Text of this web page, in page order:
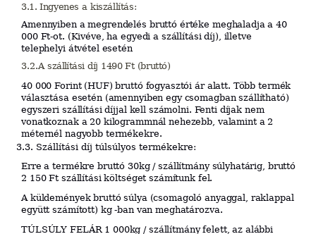
3.1. Ingyenes a kiszállítás:
Amennyiben a megrendelés bruttó értéke meghaladja a 40
000 Ft-ot. (Kivéve, ha egyedi a szállítási díj), illetve
telephelyi átvétel esetén
3.2.A szállítási díj 1490 Ft (bruttó)
40 000 Forint (HUF) bruttó fogyasztói ár alatt. Több termék
választása esetén (amennyiben egy csomagban szállítható)
egyszeri szállítási díjjal kell számolni. Fenti díjak nem
vonatkoznak a 20 kilogrammnál nehezebb, valamint a 2
méternél nagyobb termékekre.
3.3. Szállítási díj túlsúlyos termékekre:
Erre a termékre bruttó 30kg / szállítmány súlyhatárig, bruttó
2 150 Ft szállítási költséget számítunk fel.
A küldemények bruttó súlya (csomagoló anyaggal, raklappal
együtt számított) kg -ban van meghatározva.
TÚLSÚLY FELÁR 1 000kg / szállítmány felett, az alábbi